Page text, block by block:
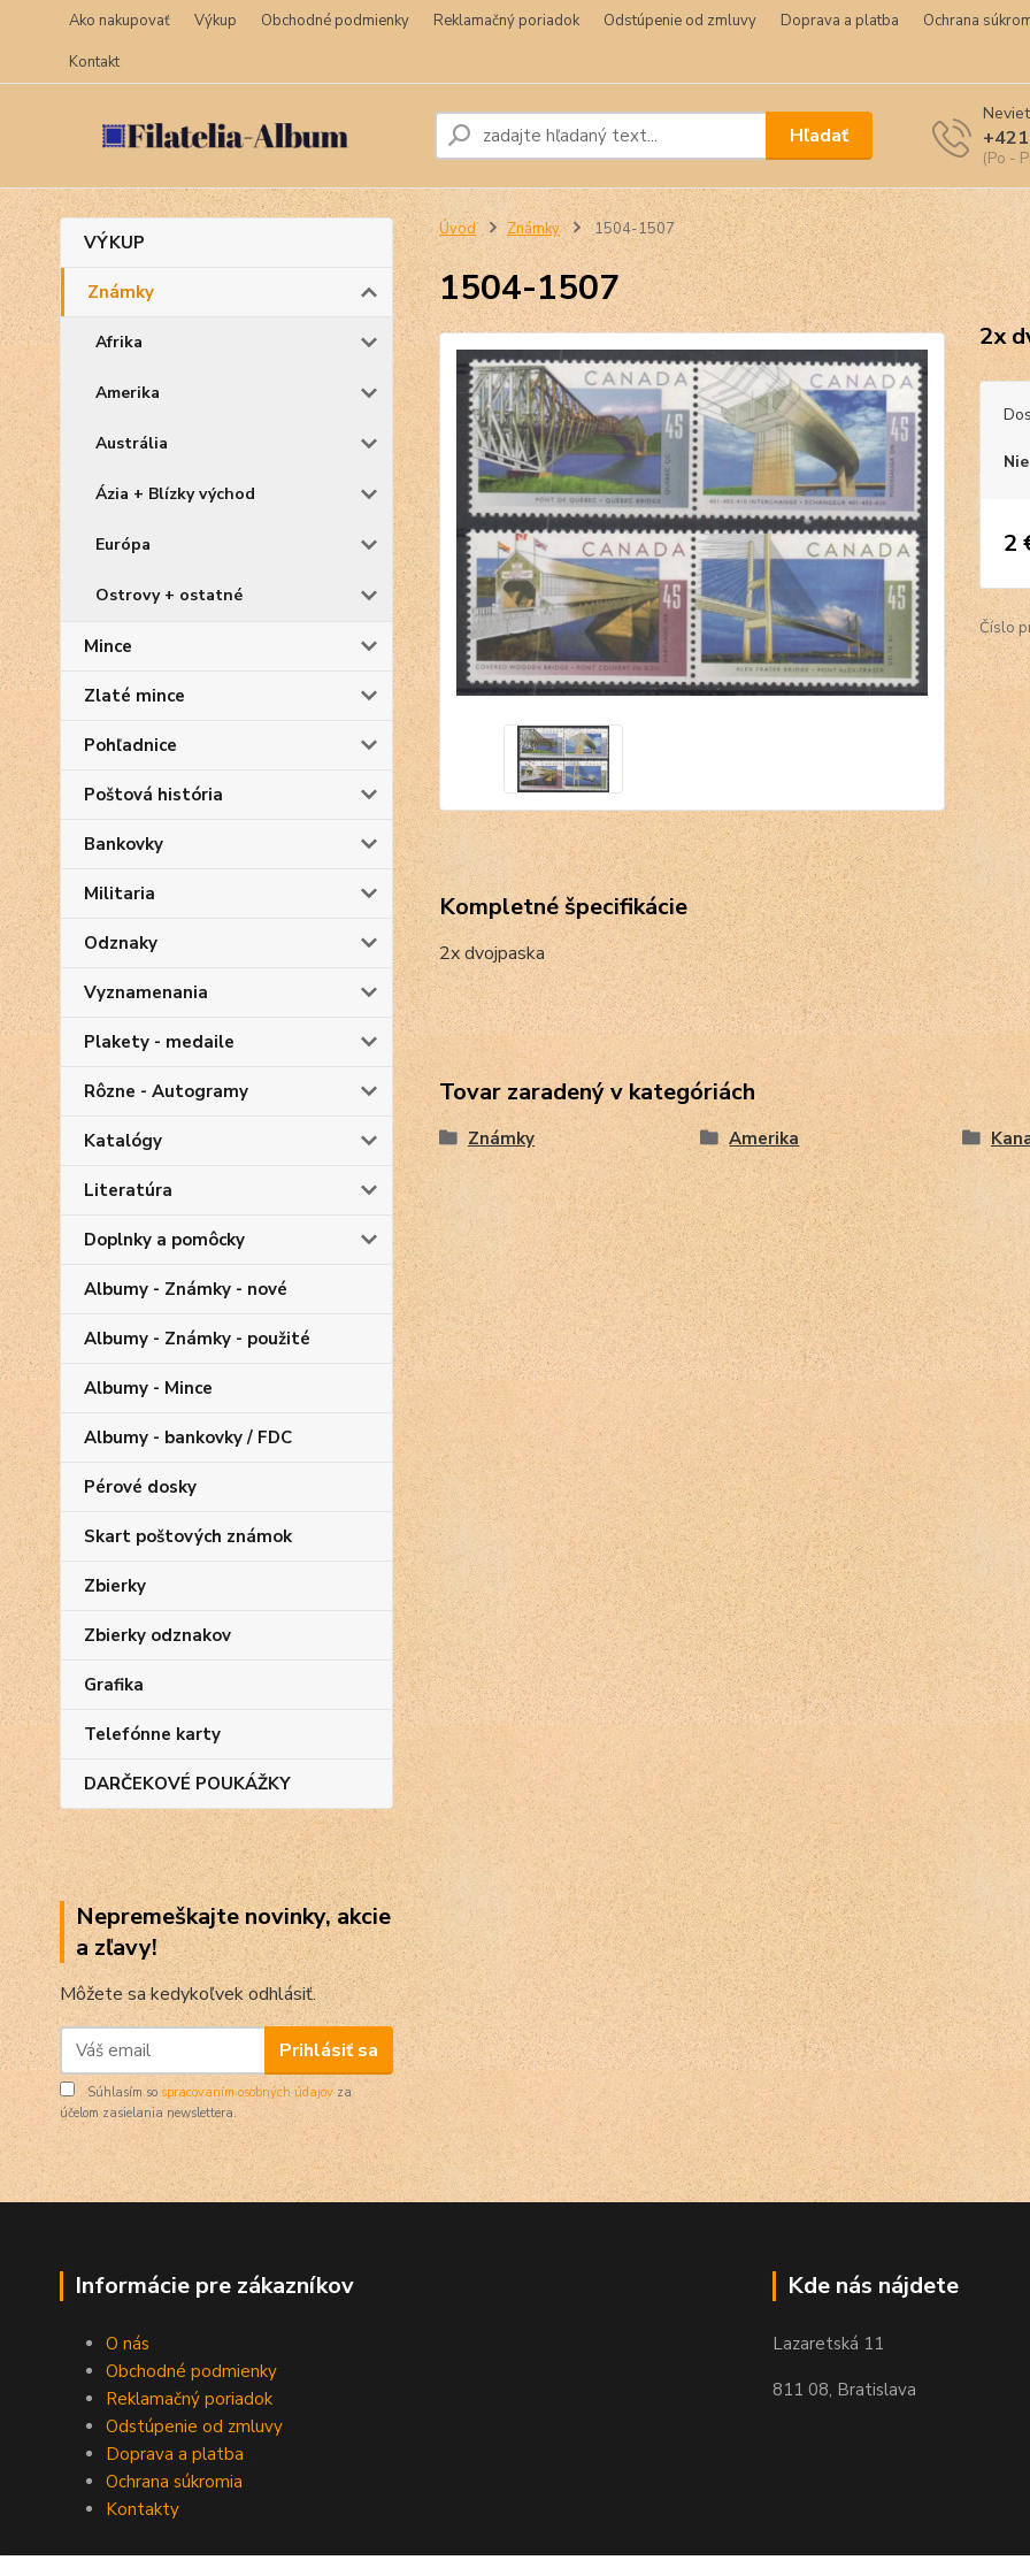
Ako nakupovať Výkup Obchodné podmienky Reklamačný poriadok Odstúpenie od zmluvy Doprava a platba
Ochrana
Kontakt
Hľadať
(Po -
VÝKUP
Známky
Afrika
Amerika
Austrália
Ázia + Blízky východ
Európa
Ostrovy + ostatné
Mince
Zlaté mince
Pohľadnice
Poštová história
Bankovky
Militaria
Odznaky
Vyznamenania
Plakety - medaile
Rôzne - Autogramy
Katalógy
Literatúra
Doplnky a pomôcky
Albumy - Známky - nové
Albumy - Známky - použité
Albumy - Mince
Albumy - bankovky / FDC
Pérové dosky
Skart poštových známok
Zbierky
Zbierky odznakov
Grafika
Telefónne karty
DARČEKOVÉ POUKÁŽKY
Nepremeškajte novinky, akcie
a zľavy!
Môžete sa kedykoľvek odhlásiť.
Prihlásiť sa
Súhlasím so spracovaním osobných údajov za
účelom zasielania newslettera.
Úvod Známky 1504-1507
1504-1507
2x
2
Číslo
Kompletné špecifikácie
2x dvojpaska
Tovar zaradený v kategóriách
Známky Amerika
Informácie pre zákazníkov
O nás
Obchodné podmienky
Reklamačný poriadok
Odstúpenie od zmluvy
Doprava a platba
Ochrana súkromia
Kontakty
Kde nás nájdete
Lazaretská 11
811 08, Bratislava